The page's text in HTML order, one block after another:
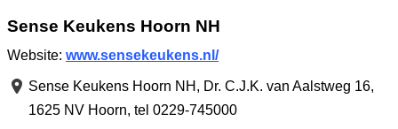
Sense Keukens Hoorn NH
Website: www.sensekeukens.nl/
Sense Keukens Hoorn NH, Dr. C.J.K. van Aalstweg 16,
1625 NV Hoorn, tel 0229-745000